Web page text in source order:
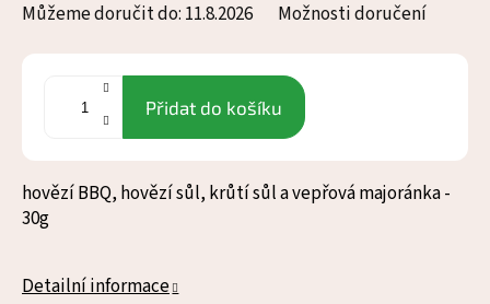
Můžeme doručit do: 11.8.2026 Možnosti doručení
Přidat do košíku
hovězí BBQ, hovězí sůl, krůtí sůl a vepřová majoránka -
30g
Detailní informace